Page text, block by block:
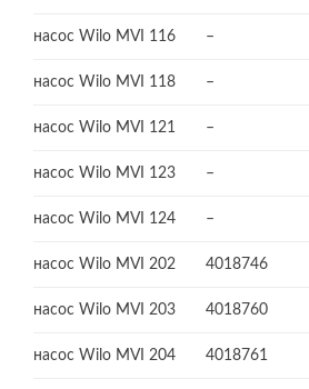
насос Wilo MVI 116 –
насос Wilo MVI 118 –
насос Wilo MVI 121 –
насос Wilo MVI 123 –
насос Wilo MVI 124 –
насос Wilo MVI 202 4018746
насос Wilo MVI 203 4018760
насос Wilo MVI 204 4018761